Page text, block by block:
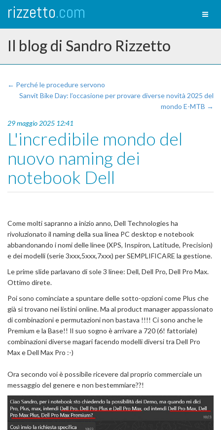
rizzetto.com
Il blog di Sandro Rizzetto
← Perché le procedure servono
Sanvit Bike Day: l’occasione per provare diverse novità 2025 del
mondo E-MTB →
29 maggio 2025 12:41
L'incredibile mondo del
nuovo naming dei
notebook Dell
Come molti sapranno a inizio anno, Dell Technologies ha
rivoluzionato il naming della sua linea PC desktop e notebook
abbandonando i nomi delle linee (XPS, Inspiron, Latitude, Precision)
e dei modelli (serie 3xxx,5xxx,7xxx) per SEMPLIFICARE la gestione.
Le prime slide parlavano di sole 3 linee: Dell, Dell Pro, Dell Pro Max.
Ottimo direte.
Poi sono cominciate a spuntare delle sotto-opzioni come Plus che
già si trovano nei listini online. Ma al product manager appassionato
di combinazioni e permutazioni non bastava !!!! Ci sono anche le
Premium e la Base!! Il suo sogno è arrivare a 720 (6! fattoriale)
combinazioni diverse magari facendo modelli diversi tra Dell Pro
Max e Dell Max Pro :-)
Ora secondo voi è possibile ricevere dal proprio commerciale un
messaggio del genere e non bestemmiare??!